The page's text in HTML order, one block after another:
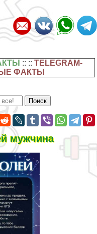
:: ::TELEGRAM-
ФАКТЫ
мужчина